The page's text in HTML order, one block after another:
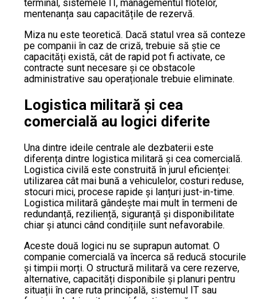
terminal, sistemele IT, managementul flotelor,
mentenanța sau capacitățile de rezervă.
Miza nu este teoretică. Dacă statul vrea să conteze
pe companii în caz de criză, trebuie să știe ce
capacități există, cât de rapid pot fi activate, ce
contracte sunt necesare și ce obstacole
administrative sau operaționale trebuie eliminate.
Logistica militară și cea
comercială au logici diferite
Una dintre ideile centrale ale dezbaterii este
diferența dintre logistica militară și cea comercială.
Logistica civilă este construită în jurul eficienței:
utilizarea cât mai bună a vehiculelor, costuri reduse,
stocuri mici, procese rapide și lanțuri just-in-time.
Logistica militară gândește mai mult în termeni de
redundanță, reziliență, siguranță și disponibilitate
chiar și atunci când condițiile sunt nefavorabile.
Aceste două logici nu se suprapun automat. O
companie comercială va încerca să reducă stocurile
și timpii morți. O structură militară va cere rezerve,
alternative, capacități disponibile și planuri pentru
situații în care ruta principală, sistemul IT sau